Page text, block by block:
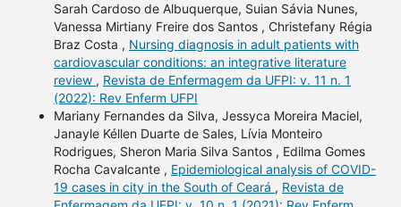
Sarah Cardoso de Albuquerque, Suian Sávia Nunes,
Vanessa Mirtiany Freire dos Santos , Christefany Régia
Braz Costa , Nursing diagnosis in adult patients with
cardiovascular conditions: an integrative literature
review , Revista de Enfermagem da UFPI: v. 11 n. 1
(2022): Rev Enferm UFPI
Mariany Fernandes da Silva, Jessyca Moreira Maciel,
Janayle Kéllen Duarte de Sales, Lívia Monteiro
Rodrigues, Sheron Maria Silva Santos , Edilma Gomes
Rocha Cavalcante , Epidemiological analysis of COVID-
19 cases in city in the South of Ceará , Revista de